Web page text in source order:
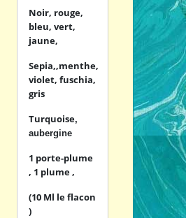
Noir, rouge,
bleu, vert,
jaune,
Sepia,,menthe,
violet, fuschia,
gris
Turquoise,
aubergine
1 porte-plume
, 1 plume ,
(10 Ml le flacon
)